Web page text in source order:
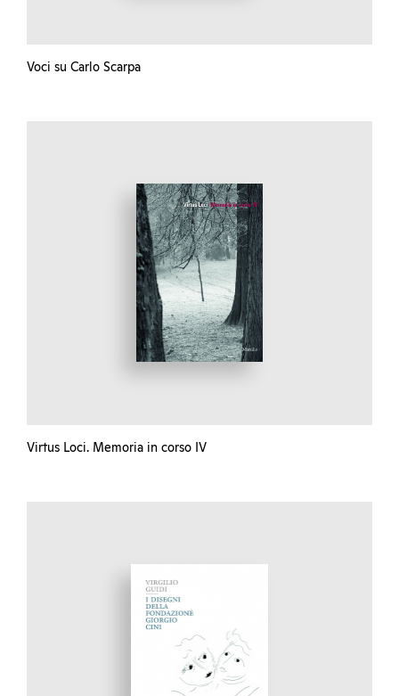
Voci su Carlo Scarpa
Virtus Loci. Memoria in corso IV